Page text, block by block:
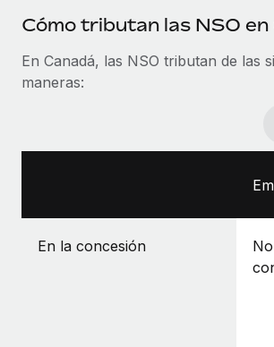
Cómo tributan las NSO en
En Canadá, las NSO tributan de las
maneras:
En la concesión